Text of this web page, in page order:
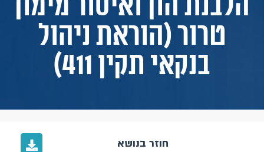
טרור (הוראת ניהול
בנקאי תקין 411)
חוזר בנושא